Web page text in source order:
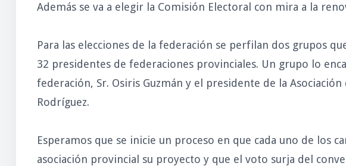
Además se va a elegir la Comisión Electoral con mira a la
Para las elecciones de la federación se perfilan dos grupos
32 presidentes de federaciones provinciales. Un grupo lo
federación, Sr. Osiris Guzmán y el presidente de la
Rodríguez.
Esperamos que se inicie un proceso en que cada uno de los
asociación provincial su proyecto y que el voto surja del